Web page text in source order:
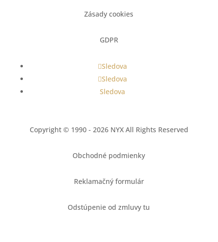
Zásady cookies
GDPR
Sledova
Sledova
Sledova
Copyright © 1990 - 2026 NYX All Rights Reserved
Obchodné podmienky
Reklamačný formulár
Odstúpenie od zmluvy tu